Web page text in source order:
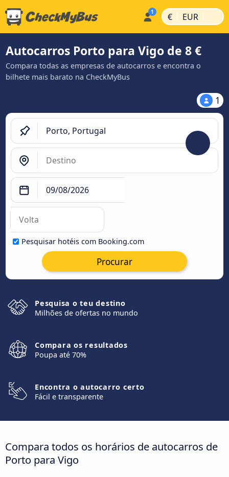
€ | EUR |
Autocarros Porto para Vigo de 8 €
Compara todas as empresas de autocarros e encontra o
bilhete mais barato na CheckMyBus
1
Pesquisar hotéis com Booking.com
Procurar
Pesquisa o teu destino
Milhões de ofertas no mundo
Compara os resultados
Poupa até 70%
Encontra o autocarro certo
Fácil e transparente
Compara todos os horários de autocarros de
Porto para Vigo